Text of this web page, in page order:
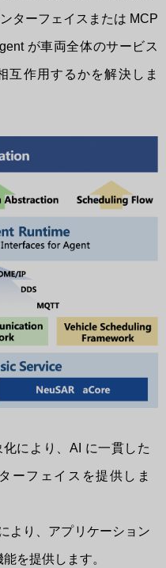
ターフェイスまたは MCP
が車両全体のサービス
互作用するかを解決しま
により、AI に一貫した
ーフェイスを提供しま
より、アプリケーション
を提供します。